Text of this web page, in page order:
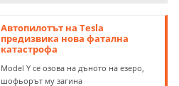
Автопилотът на Tesla
предизвика нова фатална
катастрофа
Model Y се озова на дъното на езеро,
шофьорът му загина